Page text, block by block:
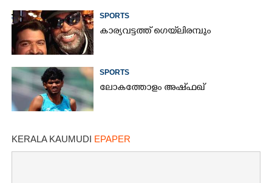
SPORTS
കാര്യവട്ടത്ത് ഗെയ്‌ലിരമ്പും
SPORTS
ലോകത്തോളം അഷ്ഫഖ്
KERALA KAUMUDI EPAPER